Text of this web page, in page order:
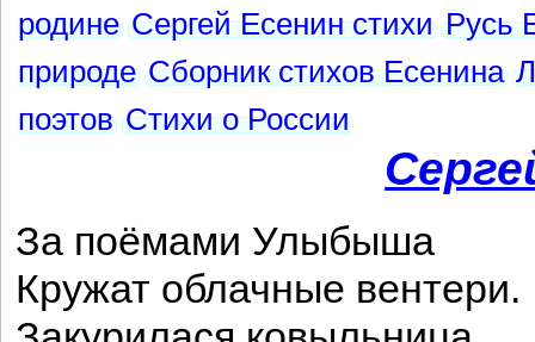
родине Сергей Есенин стихи Русь
природе Сборник стихов Есенина
поэтов Стихи о России
За поёмами Улыбыша
Кружат облачные вентери.